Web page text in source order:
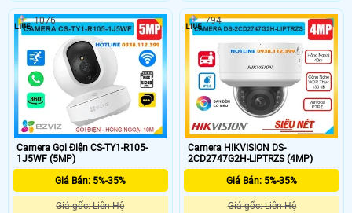
Camera Gọi Điện CS-TY1-R105-
1J5WF (5MP)
Giá Bán: 5%-35%
Giá gốc: Liên Hệ
1076
Camera HIKVISION DS-
2CD2747G2H-LIPTRZS (4MP)
Giá Bán: 5%-35%
Giá gốc: Liên Hệ
794